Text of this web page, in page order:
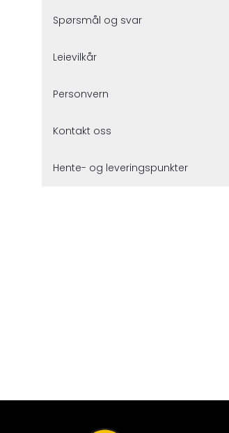
Spørsmål og svar
Leievilkår
Personvern
Kontakt oss
Hente- og leveringspunkter